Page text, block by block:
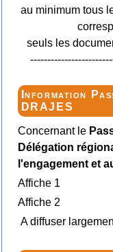
au minimum tous
seuls les
Information
DRAJES
Concernant le
Délégation
l'engagement et
Affiche 1
Affiche 2
A diffuser